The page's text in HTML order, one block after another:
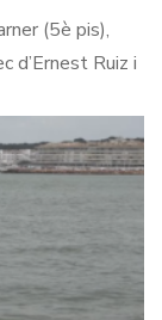
(5è pis),
d’Ernest Ruiz i